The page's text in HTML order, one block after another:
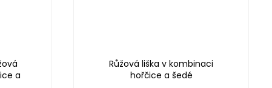
a
Růžová liška v kombinaci
hořčice a šedé